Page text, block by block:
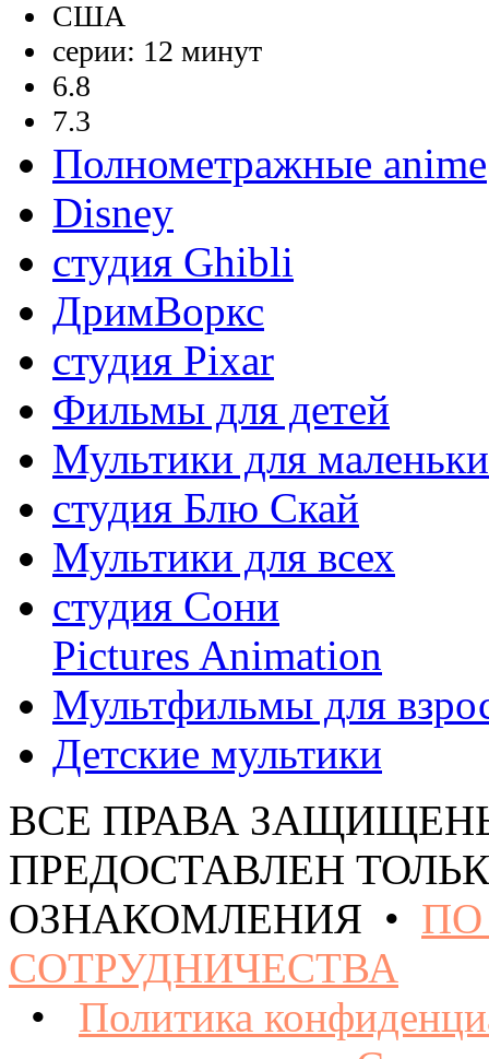
США
серии: 12 минут
6.8
7.3
Полнометражные anime
Disney
студия Ghibli
ДримВоркс
студия Pixar
Фильмы для детей
Мультики для
студия Блю Скай
Мультики для всех
студия Сони
Pictures Animation
Мультфильмы для
Детские мультики
ВСЕ ПРАВА
ПРЕДОСТАВЛЕН
ОЗНАКОМЛЕНИЯ •
СОТРУДНИЧЕСТВА
• Политика